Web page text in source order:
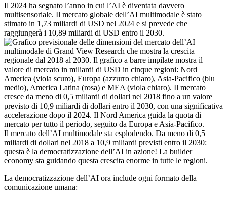
Il 2024 ha segnato l’anno in cui l’AI è diventata davvero
multisensoriale. Il mercato globale dell’AI multimodale è stato
stimato in 1,73 miliardi di USD nel 2024 e si prevede che
raggiungerà i 10,89 miliardi di USD entro il 2030.
Il mercato dell’AI multimodale sta esplodendo. Da meno di 0,5
miliardi di dollari nel 2018 a 10,9 miliardi previsti entro il 2030:
questa è la democratizzazione dell’AI in azione! La builder
economy sta guidando questa crescita enorme in tutte le regioni.
La democratizzazione dell’AI ora include ogni formato della
comunicazione umana: